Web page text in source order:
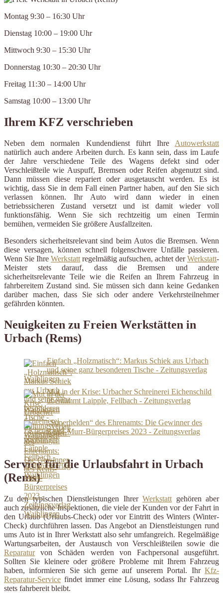
Montag 9:30 – 16:30 Uhr
Dienstag 10:00 – 19:00 Uhr
Mittwoch 9:30 – 15:30 Uhr
Donnerstag 10:30 – 20:30 Uhr
Freitag 11:30 – 14:00 Uhr
Samstag 10:00 – 13:00 Uhr
Ihrem KFZ verschrieben
Neben dem normalen Kundendienst führt Ihre Autowerkstatt
natürlich auch andere Arbeiten durch. Es kann sein, dass im Laufe
der Jahre verschiedene Teile des Wagens defekt sind oder
Verschleißteile wie Auspuff, Bremsen oder Reifen abgenutzt sind.
Dann müssen diese repariert oder ausgetauscht werden. Es ist
wichtig, dass Sie in dem Fall einen Partner haben, auf den Sie sich
verlassen können. Ihr Auto wird dann wieder in einen
betriebssicheren Zustand versetzt und ist damit wieder voll
funktionsfähig. Wenn Sie sich rechtzeitig um einen Termin
bemühen, vermeiden Sie größere Ausfallzeiten.
Besonders sicherheitsrelevant sind beim Autos die Bremsen. Wenn
diese versagen, können schnell folgenschwere Unfälle passieren.
Wenn Sie Ihre Werkstatt regelmäßig aufsuchen, achtet derWerkstatt-
Meister stets darauf, dass die Bremsen und andere
sicherheitsrelevante Teile wie die Reifen an Ihrem Fahrzeug in
fahrbereitem Zustand sind. Sie müssen sich dann keine Gedanken
darüber machen, dass Sie sich oder andere Verkehrsteilnehmer
gefährden könnten.
Neuigkeiten zu Freien Werkstätten in
Urbach (Rems)
Einfach „Holzmatisch“: Markus Schiek aus Urbach
und seine ganz besonderen Tische - Zeitungsverlag
Waiblingen
Mut in der Krise: Urbacher Schreinerei Eichenschild
übernimmt Laipple, Fellbach - Zeitungsverlag
Waiblingen
„Superhelden“ des Ehrenamts: Die Gewinner des
Rems-Murr-Bürgerpreises 2023 - Zeitungsverlag
Waiblingen
Service für die Urlaubsfahrt in Urbach
(Rems)
Zu den typischen Dienstleistungen IhrerWerkstatt gehören aber
auch zusätzliche Inspektionen, die viele der Kunden vor der Fahrt in
den Urlaub (Urlaubs-Check) oder vor Eintritt des Winters (Winter-
Check) durchführen lassen. Das Angebot an Dienstleistungen rund
ums Auto ist in Ihrer Werkstatt also sehr umfangreich. Regelmäßige
Wartungsarbeiten, der Austausch von Verschleißteilen sowie die
Reparaturvon Schäden werden von Fachpersonal ausgeführt.
Sollten Sie kleinere oder größere Probleme mit Ihrem Fahrzeug
haben, informieren Sie sich gerne auf unserem Portal. Ihr Kfz-
Reparatur-Service findet immer eine Lösung, sodass Ihr Fahrzeug
stets fahrbereit bleibt.